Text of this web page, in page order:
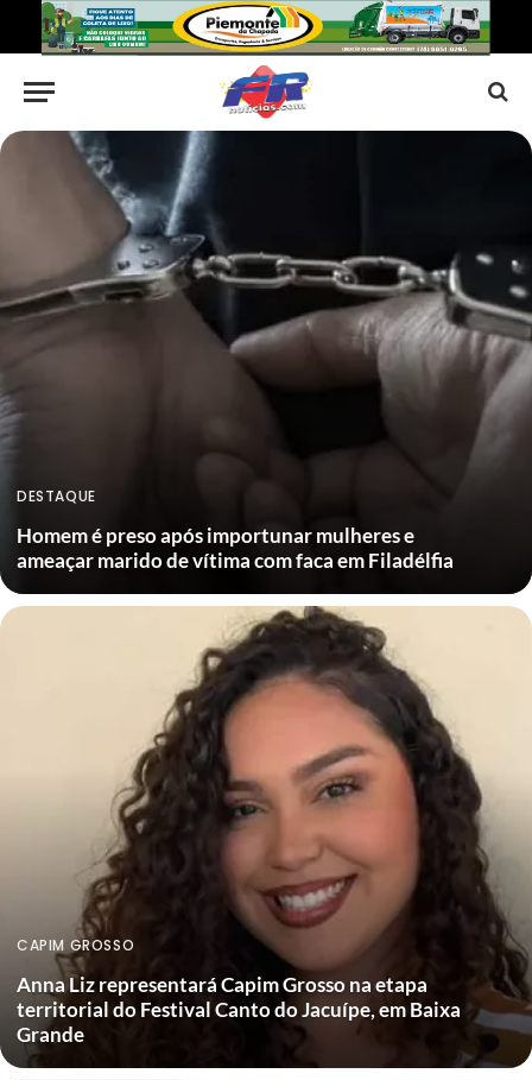
DESTAQUE
Homem é preso após importunar mulheres e
ameaçar marido de vítima com faca em Filadélfia
CAPIM GROSSO
Anna Liz representará Capim Grosso na etapa
territorial do Festival Canto do Jacuípe, em Baixa
Grande